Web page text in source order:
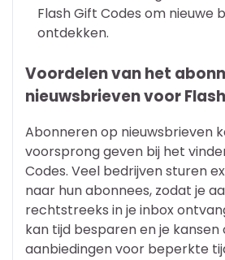
Flash Gift Codes om nieuwe
ontdekken.
Voordelen van het
nieuwsbrieven voor
Abonneren op nieuwsbrieven
voorsprong geven bij het
Codes. Veel bedrijven sturen
naar hun abonnees, zodat je
rechtstreeks in je inbox
kan tijd besparen en je
aanbiedingen voor beperkte